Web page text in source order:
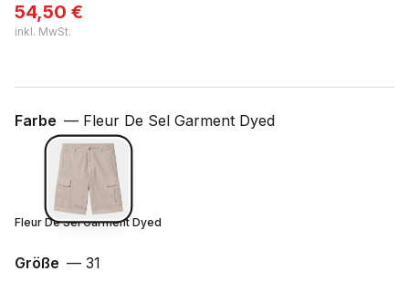
54,50 €
inkl. MwSt.
Farbe — Fleur De Sel Garment Dyed
Fleur De Sel Garment Dyed
Größe — 31